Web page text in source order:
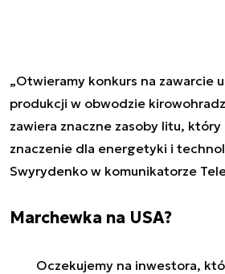
„Otwieramy konkurs na zawarcie
produkcji w obwodzie
zawiera znaczne zasoby litu,
znaczenie dla energetyki i
Swyrydenko w komunikatorze
Marchewka na USA?
Oczekujemy na inwestora,